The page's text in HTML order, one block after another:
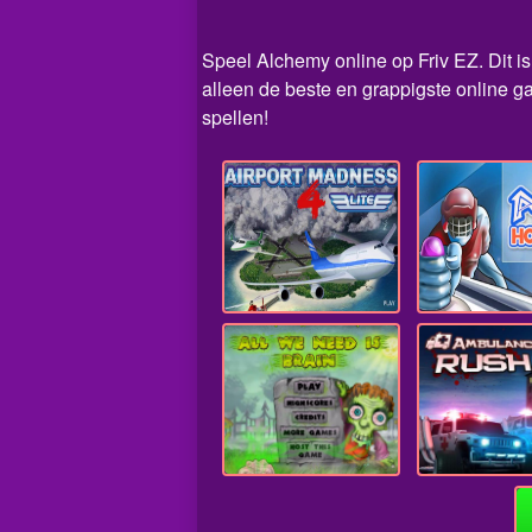
Speel Alchemy online op Friv EZ. Dit
alleen de beste en grappigste online
spellen!